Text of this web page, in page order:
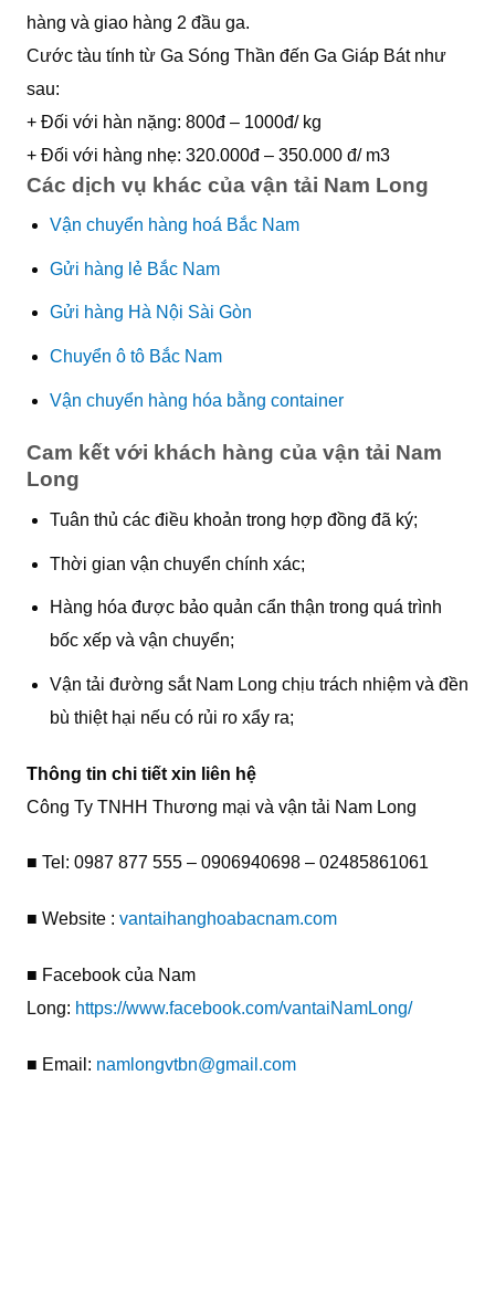
hàng và giao hàng 2 đầu ga.
Cước tàu tính từ Ga Sóng Thần đến Ga Giáp Bát như
sau:
+ Đối với hàn nặng: 800đ – 1000đ/ kg
+ Đối với hàng nhẹ: 320.000đ – 350.000 đ/ m3
Các dịch vụ khác của vận tải Nam Long
Vận chuyển hàng hoá Bắc Nam
Gửi hàng lẻ Bắc Nam
Gửi hàng Hà Nội Sài Gòn
Chuyển ô tô Bắc Nam
Vận chuyển hàng hóa bằng container
Cam kết với khách hàng của vận tải Nam
Long
Tuân thủ các điều khoản trong hợp đồng đã ký;
Thời gian vận chuyển chính xác;
Hàng hóa được bảo quản cẩn thận trong quá trình
bốc xếp và vận chuyển;
Vận tải đường sắt Nam Long chịu trách nhiệm và đền
bù thiệt hại nếu có rủi ro xẩy ra;
Thông tin chi tiết xin liên hệ
Công Ty TNHH Thương mại và vận tải Nam Long
■ Tel: 0987 877 555 – 0906940698 – 02485861061
■ Website : vantaihanghoabacnam.com
■ Facebook của Nam
Long: https://www.facebook.com/vantaiNamLong/
■ Email: namlongvtbn@gmail.com